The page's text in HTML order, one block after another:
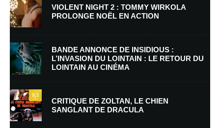
E-mail *
Enregistrer mon nom, mon e-mail et mon site dans le navigateur pour
mon prochain commentaire.
VIOLENT NIGHT 2 : TOMMY WIRKOLA
PROLONGE NOËL EN ACTION
BANDE ANNONCE DE INSIDIOUS :
L’INVASION DU LOINTAIN : LE RETOUR DU
LOINTAIN AU CINÉMA
7.5
CRITIQUE DE ZOLTAN, LE CHIEN
SANGLANT DE DRACULA